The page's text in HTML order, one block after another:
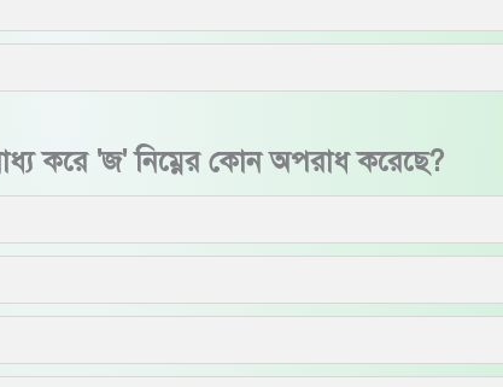
করে 'জ' নিম্নের কোন অপরাধ করেছে?